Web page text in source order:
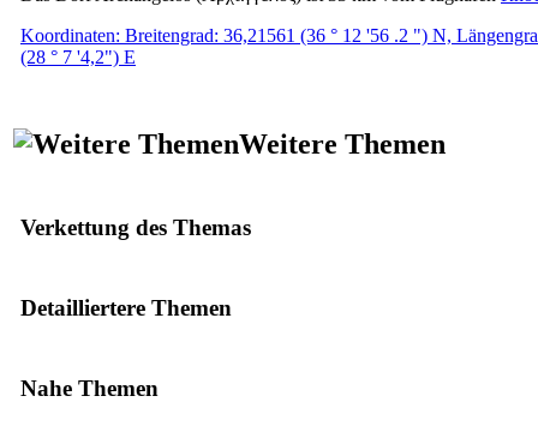
Koordinaten: Breitengrad: 36,21561 (36 ° 12 '56 .2 ") N,
(28 ° 7 '4,2") E
Weitere Themen
Verkettung des Themas
Detailliertere Themen
Nahe Themen